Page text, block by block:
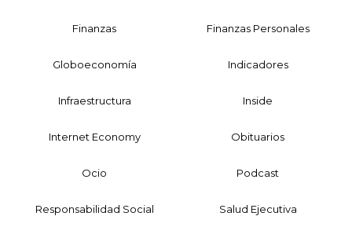
Finanzas Finanzas Personales
Globoeconomía Indicadores
Infraestructura Inside
Internet Economy Obituarios
Ocio Podcast
Responsabilidad Social Salud Ejecutiva